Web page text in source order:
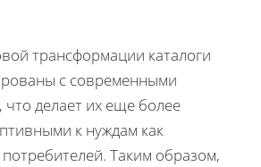
трансформации каталоги
с современными
что делает их еще более
к нуждам как
потребителей. Таким образом,